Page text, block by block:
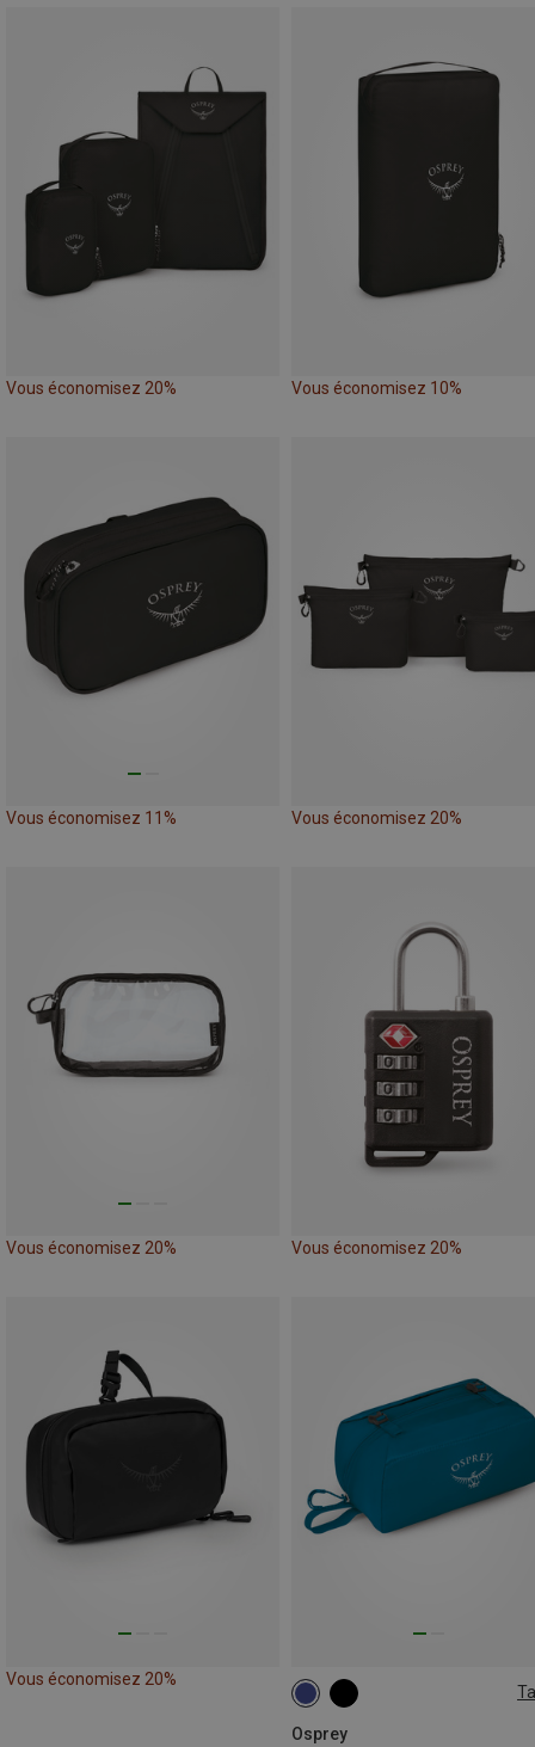
Vous économisez 20% Vous économisez 10%
Vous économisez 11% Vous économisez 20%
Vous économisez 20% Vous économisez 20%
Vous économisez 20%
Osprey
ONE SIZE